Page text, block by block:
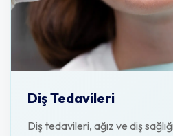
Diş Tedavileri
Diş tedavileri, ağız ve diş